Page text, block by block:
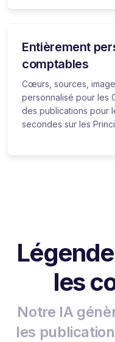
Entièrement
comptables
Cœurs, sources,
personnalisé pour les
des publications pour
secondes sur les
les
Notre IA
les